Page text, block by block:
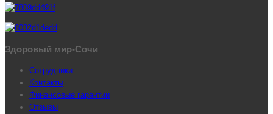
Здоровый мир-Сочи
Сотрудники
Контакты
Финансовые гарантии
Отзывы